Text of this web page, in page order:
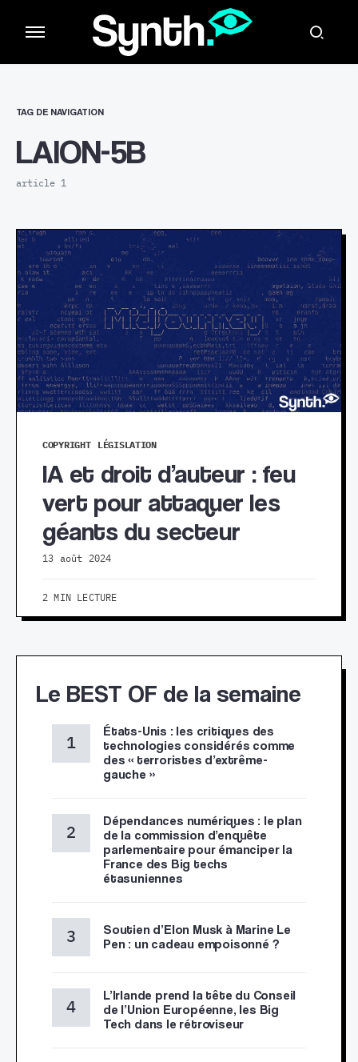
TAG DE NAVIGATION
LAION-5B
article 1
COPYRIGHT LÉGISLATION
IA et droit d’auteur : feu
vert pour attaquer les
géants du secteur
13 août 2024
2 MIN LECTURE
Le BEST OF de la semaine
États-Unis : les critiques des
technologies considérés comme
des « terroristes d’extrême-
gauche »
Dépendances numériques : le plan
de la commission d’enquête
parlementaire pour émanciper la
France des Big techs
étasuniennes
Soutien d’Elon Musk à Marine Le
Pen : un cadeau empoisonné ?
L’Irlande prend la tête du Conseil
de l’Union Européenne, les Big
Tech dans le rétroviseur